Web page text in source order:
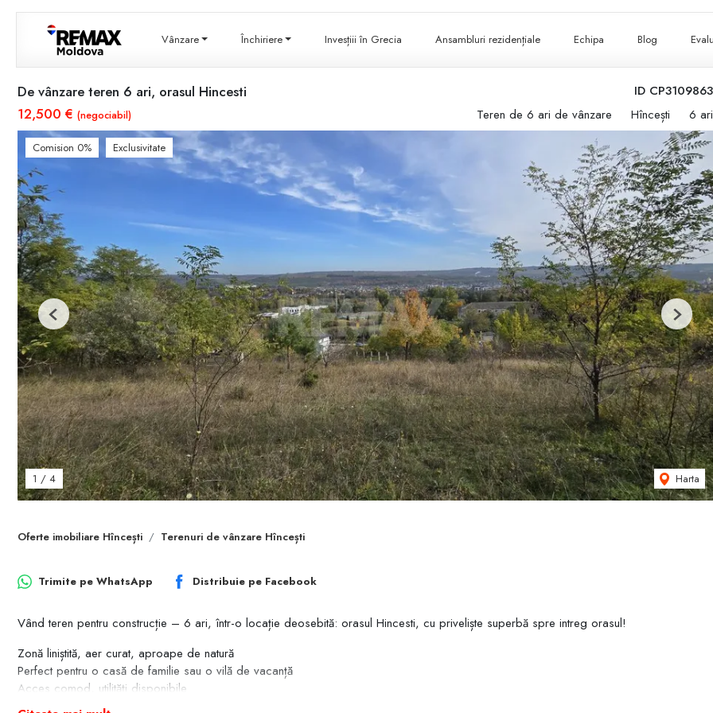
Vânzare Închiriere Invesțiii în Grecia Ansambluri rezidențiale Echipa Blog
ID CP3109863
De vânzare teren 6 ari, orasul Hincesti
12,500 € (negociabil) Teren de 6 ari de vânzare Hîncești 6 ari
Comision 0% Exclusivitate
1 / 4 Harta
Previous Next
Oferte imobiliare Hîncești Terenuri de vânzare Hîncești
Trimite pe WhatsApp Distribuie pe Facebook
Vând teren pentru construcție – 6 ari, într-o locație deosebită: orasul Hincesti, cu priveliște superbă spre intreg orasul!
Zonă liniștită, aer curat, aproape de natură
Perfect pentru o casă de familie sau o vilă de vacanță
Acces comod, utilități disponibile